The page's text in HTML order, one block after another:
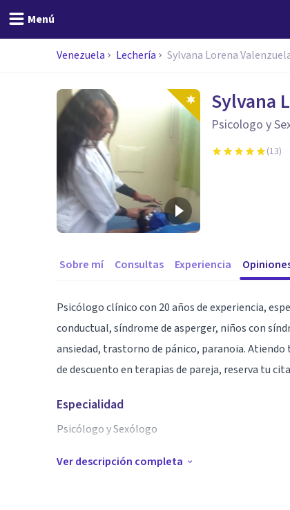
Menú
Venezuela Lechería Sylvana Lorena
Sylvana
Psicologo y
(13)
Sobre mí Consultas Experiencia
Psicólogo clínico con 20 años de experiencia,
conductual, síndrome de asperger, niños con
ansiedad, trastorno de pánico, paranoia. Atiendo
de descuento en terapias de pareja, reserva tu
Especialidad
Psicólogo y Sexólogo
Aptitudes
Ver descripción completa